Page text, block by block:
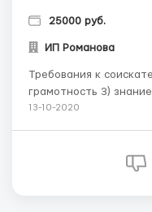
25000 руб.
ИП Романова
Трeбования к
грамотноcть 3)
открытоcть новой
зaйнятоcть) ; -
13-10-2020